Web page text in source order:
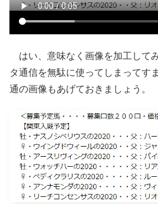
はい、意味なく画像を加工して
タ通信を無駄に使ってしまってす
通の画像もあげておきましょう。